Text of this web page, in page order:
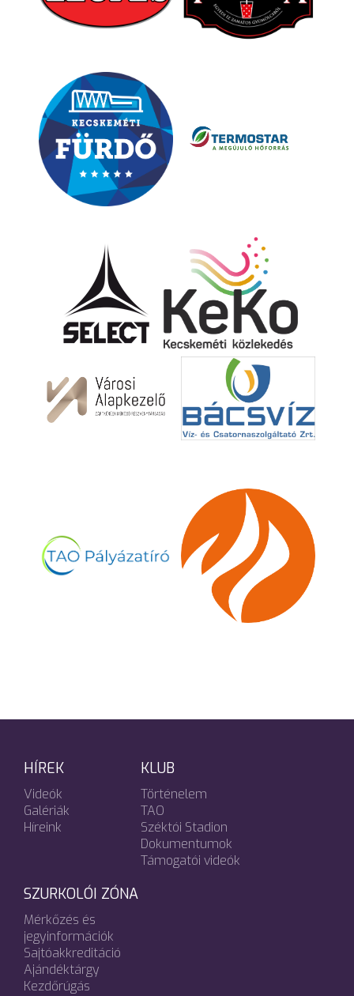
HÍREK
Videók
Galériák
Híreink
KLUB
Történelem
TAO
Széktói Stadion
Dokumentumok
Támogatói videók
SZURKOLÓI ZÓNA
Mérkőzés és
jegyinformációk
Sajtóakkreditáció
Ajándéktárgy
Kezdőrúgás